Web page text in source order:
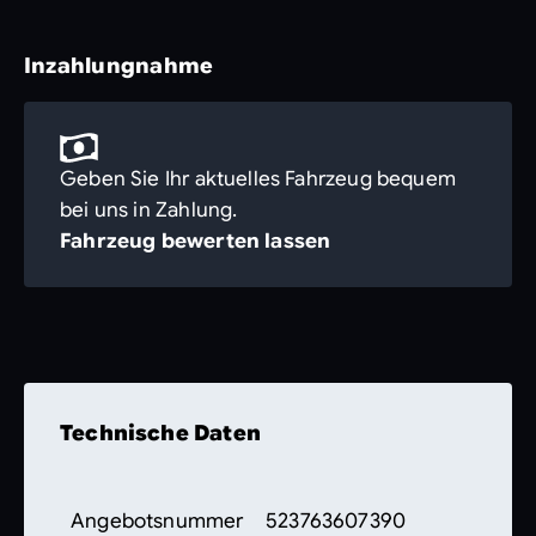
Inzahlungnahme
Geben Sie Ihr aktuelles Fahrzeug bequem
bei uns in Zahlung.
Fahrzeug bewerten lassen
Technische Daten
Angebotsnummer 523763607390